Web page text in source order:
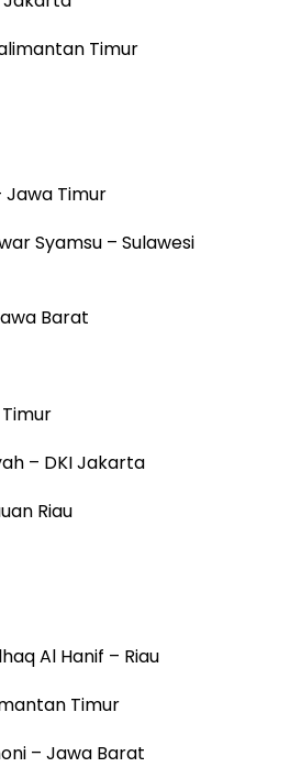
Timur
Jawa Timur
Syamsu – Sulawesi
Barat
– DKI Jakarta
Riau
Al Hanif – Riau
Timur
– Jawa Barat